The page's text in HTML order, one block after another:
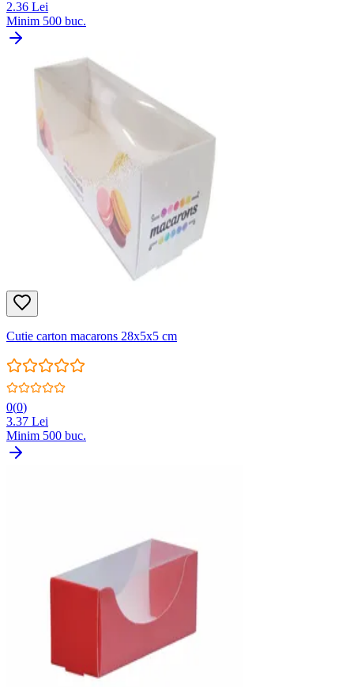
2.36 Lei
Minim 500 buc.
Cutie carton macarons 28x5x5 cm
0(0)
3.37 Lei
Minim 500 buc.